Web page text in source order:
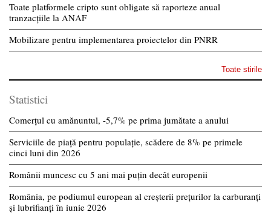
Toate platformele cripto sunt obligate să raporteze anual
tranzacțiile la ANAF
Mobilizare pentru implementarea proiectelor din PNRR
Toate stirile
Statistici
Comerțul cu amănuntul, -5,7% pe prima jumătate a anului
Serviciile de piață pentru populație, scădere de 8% pe primele
cinci luni din 2026
Românii muncesc cu 5 ani mai puțin decât europenii
România, pe podiumul european al creșterii prețurilor la carburanți
și lubrifianți în iunie 2026